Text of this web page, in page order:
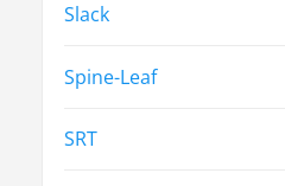
Slack
Spine-Leaf
SRT